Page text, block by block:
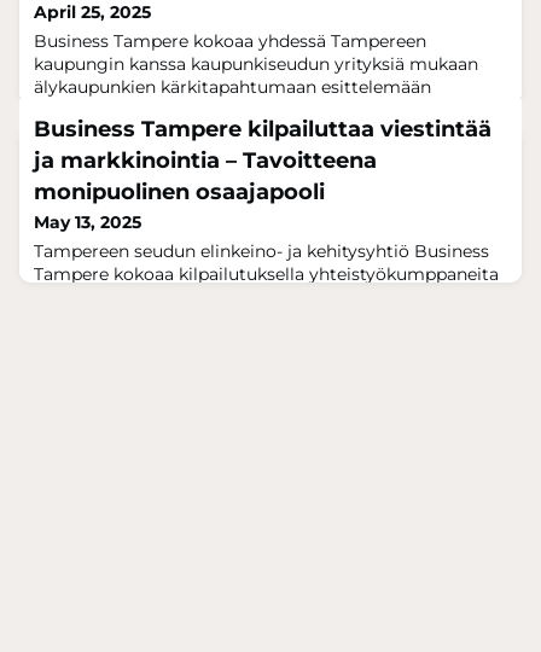
April 25, 2025
Business Tampere kokoaa yhdessä Tampereen
kaupungin kanssa kaupunkiseudun yrityksiä mukaan
älykaupunkien kärkitapahtumaan esittelemään
liiketoimintaa.Kaiken kokoisilla yrityksillä on
mahdollisuus osallistua Barcelonan Smart City Expo &
World Congress -tapahtumaan 4.-6. marraskuuta
kohtuullisin kustannuksin osana Tampereen
paviljonkia.Barcelonan Smart C
Business Tampere kilpailuttaa viestintää
ja markkinointia – Tavoitteena
monipuolinen osaajapooli
May 13, 2025
Tampereen seudun elinkeino- ja kehitysyhtiö Business
Tampere kokoaa kilpailutuksella yhteistyökumppaneita